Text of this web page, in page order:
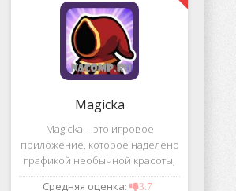
Magicka
Magicka – это игровое
приложение, которое наделено
графикой необычной красоты,
все персонажи в нем весьма
Средняя оценка: 3.7